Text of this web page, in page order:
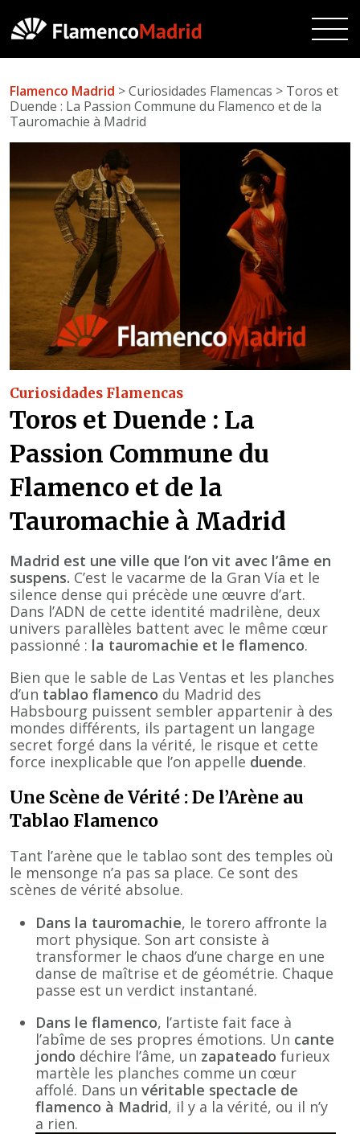
Flamenco Madrid > Curiosidades Flamencas > Toros et
Duende : La Passion Commune du Flamenco et de la
Tauromachie à Madrid
Curiosidades Flamencas
Toros et Duende : La
Passion Commune du
Flamenco et de la
Tauromachie à Madrid
Madrid est une ville que l’on vit avec l’âme en
suspens. C’est le vacarme de la Gran Vía et le
silence dense qui précède une œuvre d’art.
Dans l’ADN de cette identité madrilène, deux
univers parallèles battent avec le même cœur
passionné : la tauromachie et le flamenco.
Bien que le sable de Las Ventas et les planches
d’un tablao flamenco du Madrid des
Habsbourg puissent sembler appartenir à des
mondes différents, ils partagent un langage
secret forgé dans la vérité, le risque et cette
force inexplicable que l’on appelle duende.
Une Scène de Vérité : De l’Arène au
Tablao Flamenco
Tant l’arène que le tablao sont des temples où
le mensonge n’a pas sa place. Ce sont des
scènes de vérité absolue.
Dans la tauromachie, le torero affronte la
mort physique. Son art consiste à
transformer le chaos d’une charge en une
danse de maîtrise et de géométrie. Chaque
passe est un verdict instantané.
Dans le flamenco, l’artiste fait face à
l’abîme de ses propres émotions. Un cante
jondo déchire l’âme, un zapateado furieux
martèle les planches comme un cœur
affolé. Dans un véritable spectacle de
flamenco à Madrid, il y a la vérité, ou il n’y
a rien.